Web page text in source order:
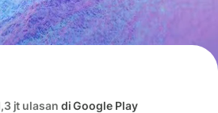
jt ulasan di Google Play